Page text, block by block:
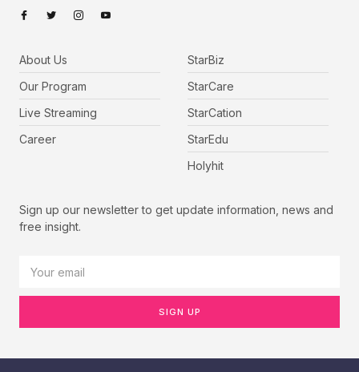
About Us
Our Program
Live Streaming
Career
StarBiz
StarCare
StarCation
StarEdu
Holyhit
Sign up our newsletter to get update information, news and
free insight.
SIGN UP